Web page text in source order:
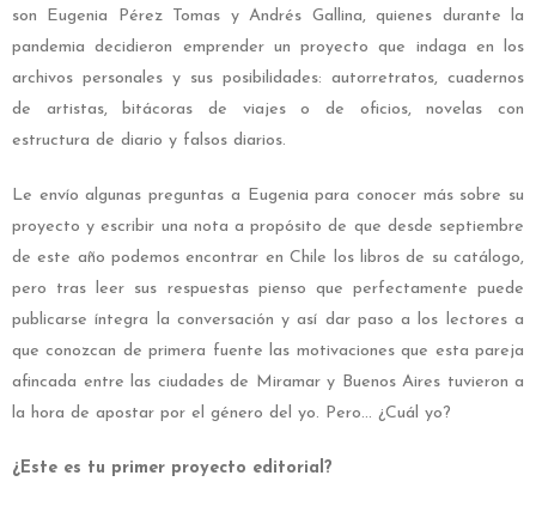
son Eugenia Pérez Tomas y Andrés Gallina, quienes durante la
pandemia decidieron emprender un proyecto que indaga en los
archivos personales y sus posibilidades: autorretratos, cuadernos
de artistas, bitácoras de viajes o de oficios, novelas con
estructura de diario y falsos diarios.
Le envío algunas preguntas a Eugenia para conocer más sobre su
proyecto y escribir una nota a propósito de que desde septiembre
de este año podemos encontrar en Chile los libros de su catálogo,
pero tras leer sus respuestas pienso que perfectamente puede
publicarse íntegra la conversación y así dar paso a los lectores a
que conozcan de primera fuente las motivaciones que esta pareja
afincada entre las ciudades de Miramar y Buenos Aires tuvieron a
la hora de apostar por el género del yo. Pero… ¿Cuál yo?
¿Este es tu primer proyecto editorial?